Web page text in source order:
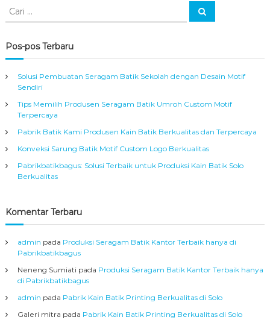
g
a
n
i
r
a
k
C
:
C
a
Pos-pos Terbaru
Solusi Pembuatan Seragam Batik Sekolah dengan Desain Motif
Sendiri
Tips Memilih Produsen Seragam Batik Umroh Custom Motif
Terpercaya
Pabrik Batik Kami Produsen Kain Batik Berkualitas dan Terpercaya
Konveksi Sarung Batik Motif Custom Logo Berkualitas
Pabrikbatikbagus: Solusi Terbaik untuk Produksi Kain Batik Solo
Berkualitas
Komentar Terbaru
admin pada Produksi Seragam Batik Kantor Terbaik hanya di
Pabrikbatikbagus
Neneng Sumiati pada Produksi Seragam Batik Kantor Terbaik hanya
di Pabrikbatikbagus
admin pada Pabrik Kain Batik Printing Berkualitas di Solo
Galeri mitra pada Pabrik Kain Batik Printing Berkualitas di Solo